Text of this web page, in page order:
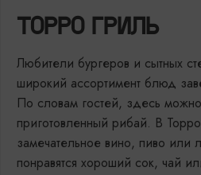
ТОРРО ГРИЛЬ
Любители бургеров и сытных
широкий ассортимент блюд
По словам гостей, здесь
приготовленный рибай. В Торро
замечательное вино, пиво или
понравятся хороший сок, чай